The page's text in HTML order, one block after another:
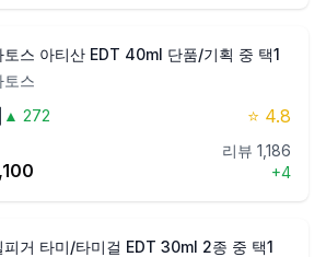
토스 아티산 EDT 40ml 단품/기획 중 택1
토스
▲ 272 ⭐ 4.8
리뷰 1,186
+4
피거 타미/타미걸 EDT 30ml 2종 중 택1